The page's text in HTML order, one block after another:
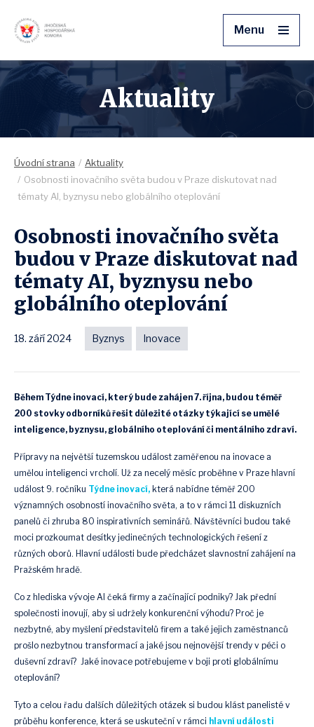
Menu
Aktuality
Úvodní strana
Aktuality
Osobnosti inovačního světa budou v Praze diskutovat nad
tématy AI, byznysu nebo globálního oteplování
Osobnosti inovačního světa
budou v Praze diskutovat nad
tématy AI, byznysu nebo
globálního oteplování
18. září 2024 Byznys Inovace
Během Týdne inovací, který bude zahájen 7. října, budou téměř
200 stovky odborníků řešit důležité otázky týkající se umělé
inteligence, byznysu, globálního oteplování či mentálního zdraví.
Přípravy na největší tuzemskou událost zaměřenou na inovace a
umělou inteligenci vrcholí. Už za necelý měsíc proběhne v Praze hlavní
událost 9. ročníku Týdne inovací, která nabídne téměř 200
významných osobností inovačního světa, a to v rámci 11 diskuzních
panelů či zhruba 80 inspirativních seminářů. Návštěvníci budou také
moci prozkoumat desítky jedinečných technologických řešení z
různých oborů. Hlavní události bude předcházet slavnostní zahájení na
Pražském hradě.
Co z hlediska vývoje AI čeká firmy a začínající podniky? Jak přední
společnosti inovují, aby si udržely konkurenční výhodu? Proč je
nezbytné, aby myšlení představitelů firem a také jejich zaměstnanců
prošlo nezbytnou transformací a jaké jsou nejnovější trendy v péči o
duševní zdraví? Jaké inovace potřebujeme v boji proti globálnímu
oteplování?
Tyto a celou řadu dalších důležitých otázek si budou klást panelisté v
průběhu konference, která se uskuteční v rámci hlavní události